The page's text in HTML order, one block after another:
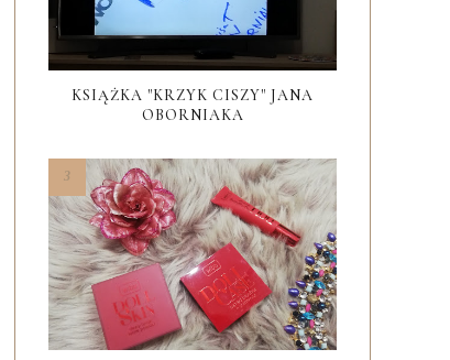
KSIĄŻKA "KRZYK CISZY" JANA
OBORNIAKA